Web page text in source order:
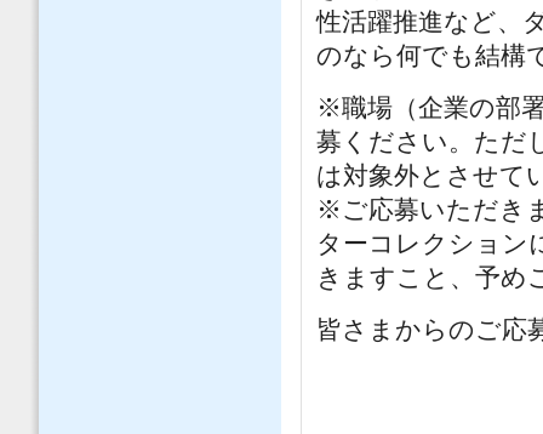
性活躍推進など、
のなら何でも結構
※職場（企業の部
募ください。ただ
は対象外とさせて
※ご応募いただき
ターコレクション
きますこと、予め
皆さまからのご応